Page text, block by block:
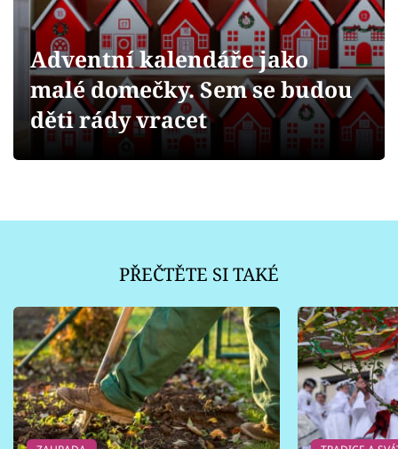
Přihlášení
Sledujte nás
Adventní kalendáře jako
malé domečky. Sem se budou
děti rády vracet
PŘEČTĚTE SI TAKÉ